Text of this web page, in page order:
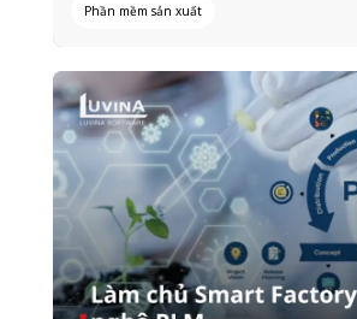
Phần mềm sản xuất